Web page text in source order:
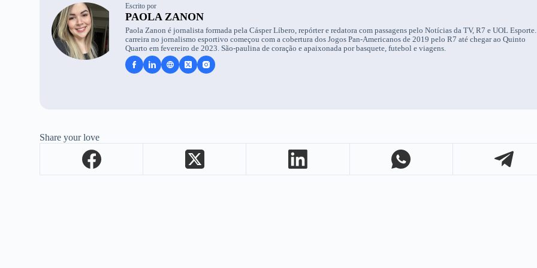
Escrito por
PAOLA ZANON
Paola Zanon é jornalista formada pela Cásper Líbero, repórter e redatora com passagens pelo Notícias da TV, R7 e UOL
carreira no jornalismo esportivo começou com a cobertura dos Jogos Pan-Americanos de 2019 pelo R7 até chegar ao Quinto
Quarto em fevereiro de 2023. São-paulina de coração e apaixonada por basquete, futebol e viagens.
Share your love